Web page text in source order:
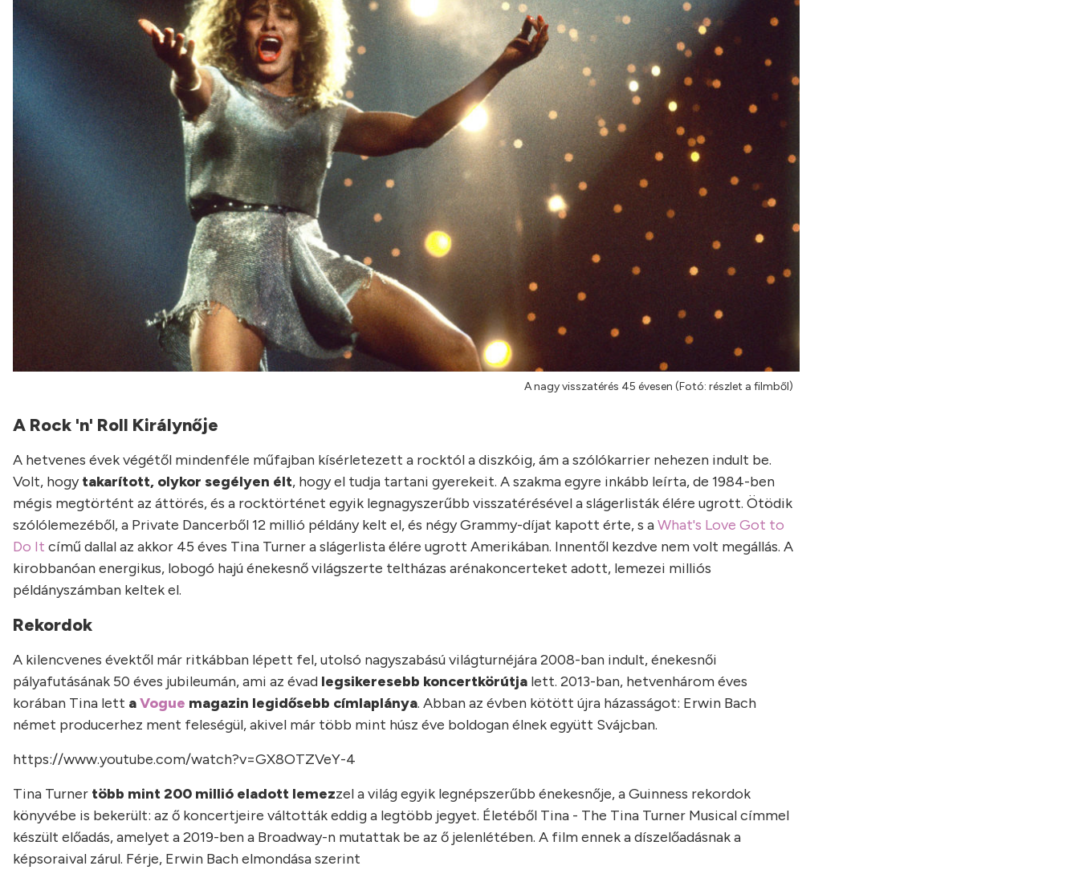
A nagy visszatérés 45 évesen (Fotó: részlet a filmből)
A Rock 'n' Roll Királynője
A hetvenes évek végétől mindenféle műfajban kísérletezett a rocktól a diszkóig, ám a szólókarrier nehezen indult be.
Volt, hogytakarított, olykor segélyen élt, hogy el tudja tartani gyerekeit. A szakma egyre inkább leírta, de 1984-ben
mégis megtörtént az áttörés, és a rocktörténet egyik legnagyszerűbb visszatérésével a slágerlisták élére ugrott. Ötödik
szólólemezéből, a Private Dancerből 12 millió példány kelt el, és négy Grammy-díjat kapott érte, s aWhat's Love Got to
Do It című dallal az akkor 45 éves Tina Turner a slágerlista élére ugrott Amerikában. Innentől kezdve nem volt megállás. A
kirobbanóan energikus, lobogó hajú énekesnő világszerte teltházas arénakoncerteket adott, lemezei milliós
példányszámban keltek el.
Rekordok
A kilencvenes évektől már ritkábban lépett fel, utolsó nagyszabású világturnéjára 2008-ban indult, énekesnői
pályafutásának 50 éves jubileumán, ami az évad legsikeresebb koncertkörútja lett. 2013-ban, hetvenhárom éves
korában Tina lett aVogue magazin legidősebb címlaplánya. Abban az évben kötött újra házasságot: Erwin Bach
német producerhez ment feleségül, akivel már több mint húsz éve boldogan élnek együtt Svájcban.
https://www.youtube.com/watch?v=GX8OTZVeY-4
Tina Turner több mint 200 millió eladott lemezzel a világ egyik legnépszerűbb énekesnője, a Guinness rekordok
könyvébe is bekerült: az ő koncertjeire váltották eddig a legtöbb jegyet. Életéből Tina - The Tina Turner Musical címmel
készült előadás, amelyet a 2019-ben a Broadway-n mutattak be az ő jelenlétében. A film ennek a díszelőadásnak a
képsoraival zárul. Férje, Erwin Bach elmondása szerint